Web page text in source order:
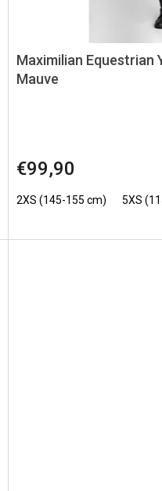
5XS (115-125 cm)
Maximilian Equestrian
Mauve
€99,90
2XS (145-155 cm) 5XS